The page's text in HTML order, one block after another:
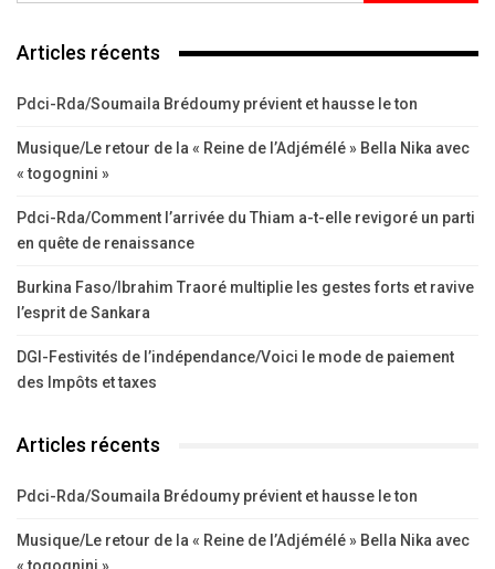
Articles récents
Pdci-Rda/Soumaila Brédoumy prévient et hausse le ton
Musique/Le retour de la « Reine de l’Adjémélé » Bella Nika avec
« togognini »
Pdci-Rda/Comment l’arrivée du Thiam a-t-elle revigoré un parti
en quête de renaissance
Burkina Faso/Ibrahim Traoré multiplie les gestes forts et ravive
l’esprit de Sankara
DGI-Festivités de l’indépendance/Voici le mode de paiement
des Impôts et taxes
Articles récents
Pdci-Rda/Soumaila Brédoumy prévient et hausse le ton
Musique/Le retour de la « Reine de l’Adjémélé » Bella Nika avec